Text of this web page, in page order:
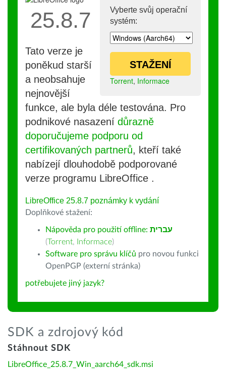
Vyberte svůj operační
systém:
STAŽENÍ
Torrent, Informace
25.8.7
Tato verze je
poněkud starší
a neobsahuje
nejnovější
funkce, ale byla déle testována. Pro
podnikové nasazení důrazně
doporučujeme podporu od
certifikovaných partnerů, kteří také
nabízejí dlouhodobě podporované
verze programu LibreOffice .
LibreOffice 25.8.7 poznámky k vydání
Doplňkové stažení:
Nápověda pro použití offline: עברית
(Torrent, Informace)
Software pro správu klíčů pro novou funkci
OpenPGP (externí stránka)
potřebujete jiný jazyk?
SDK a zdrojový kód
Stáhnout SDK
LibreOffice_25.8.7_Win_aarch64_sdk.msi